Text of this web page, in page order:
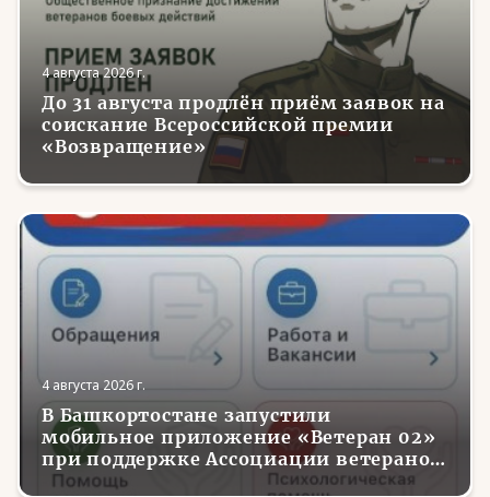
4 августа 2026 г.
До 31 августа продлён приём заявок на
соискание Всероссийской премии
«Возвращение»
4 августа 2026 г.
В Башкортостане запустили
мобильное приложение «Ветеран 02»
при поддержке Ассоциации ветеранов
СВО